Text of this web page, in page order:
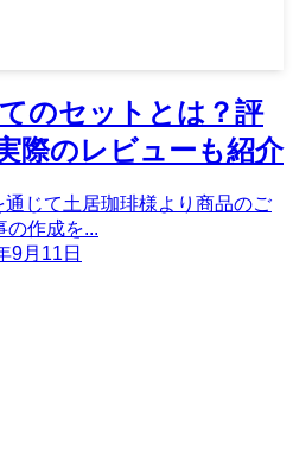
のセットとは？評
際のレビューも紹介
じて土居珈琲様より商品のご
の作成を...
9月11日